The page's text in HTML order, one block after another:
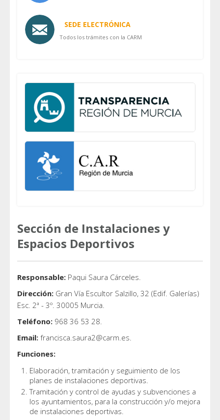
SEDE ELECTRÓNICA
Todos los trámites con la CARM
Sección de Instalaciones y
Espacios Deportivos
Responsable: Paqui Saura Cárceles.
Dirección: Gran Vía Escultor Salzillo, 32 (Edif. Galerías)
Esc. 2ª - 3º. 30005 Murcia.
Teléfono: 968 36 53 28.
Email: francisca.saura2@carm.es.
Funciones:
Elaboración, tramitación y seguimiento de los
planes de instalaciones deportivas.
Tramitación y control de ayudas y subvenciones a
los ayuntamientos, para la construcción y/o mejora
de instalaciones deportivas.